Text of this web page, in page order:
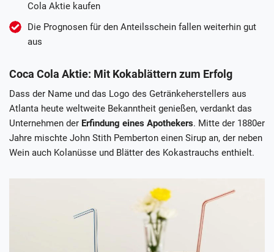
Cola Aktie kaufen
Die Prognosen für den Anteilsschein fallen weiterhin gut
aus
Coca Cola Aktie: Mit Kokablättern zum Erfolg
Dass der Name und das Logo des Getränkeherstellers aus
Atlanta heute weltweite Bekanntheit genießen, verdankt das
Unternehmen der Erfindung eines Apothekers. Mitte der 1880er
Jahre mischte John Stith Pemberton einen Sirup an, der neben
Wein auch Kolanüsse und Blätter des Kokastrauchs enthielt.